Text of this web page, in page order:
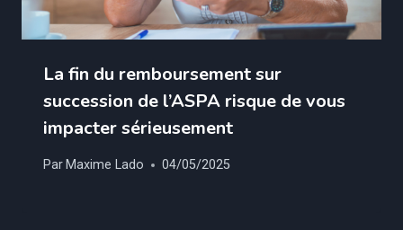
La fin du remboursement sur
succession de l’ASPA risque de vous
impacter sérieusement
ParMaxime Lado 04/05/2025